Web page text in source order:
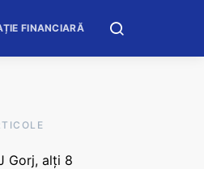
FINANCIARĂ
Gorj, alți 8